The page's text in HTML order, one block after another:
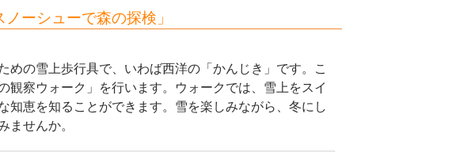
ーシューで森の探検」
の雪上歩行具で、いわば西洋の「かんじき」です。こ
観察ウォーク」を行います。ウォークでは、雪上をスイ
知恵を知ることができます。雪を楽しみながら、冬にし
ませんか。